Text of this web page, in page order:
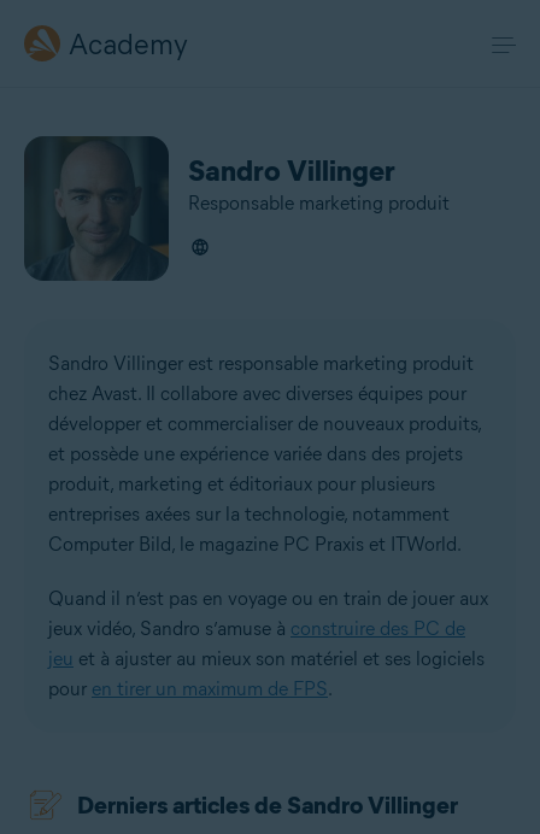
Academy
Sandro Villinger
Responsable marketing produit
Sandro Villinger est responsable marketing produit
chez Avast. Il collabore avec diverses équipes pour
développer et commercialiser de nouveaux produits,
et possède une expérience variée dans des projets
produit, marketing et éditoriaux pour plusieurs
entreprises axées sur la technologie, notamment
Computer Bild, le magazine PC Praxis et ITWorld.
Quand il n’est pas en voyage ou en train de jouer aux
jeux vidéo, Sandro s’amuse à construire des PC de
jeu et à ajuster au mieux son matériel et ses logiciels
pour en tirer un maximum de FPS.
Derniers articles de Sandro Villinger